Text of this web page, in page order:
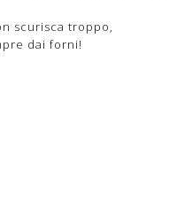
scurisca troppo,
dai forni!